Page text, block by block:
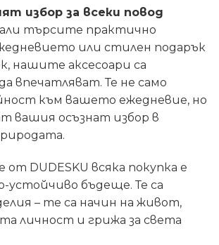
избор за всеки повод
търсите практично
или стилен подарък
нашите аксесоари са
впечатляват. Те не само
към вашето ежедневие, но
вашия осъзнат избор в
от DUDESKU всяка покупка е
устойчиво бъдеще. Те са
– те са начин на живот,
личност и грижа за света